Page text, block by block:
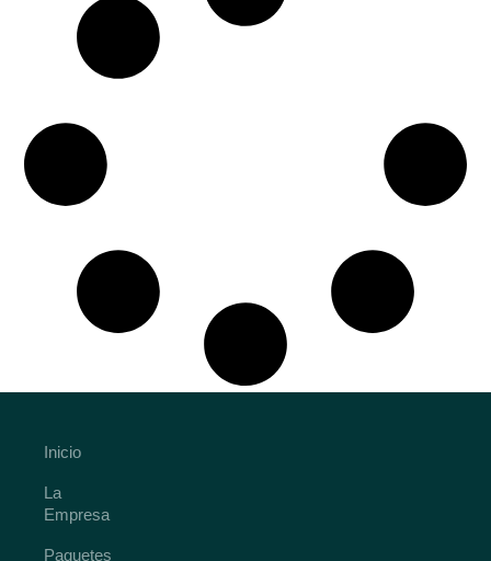
Inicio
La
Empresa
Paquetes